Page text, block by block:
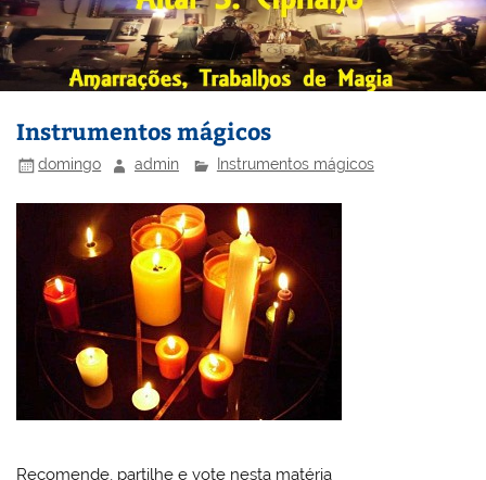
Instrumentos mágicos
domingo admin Instrumentos mágicos
Recomende, partilhe e vote nesta matéria